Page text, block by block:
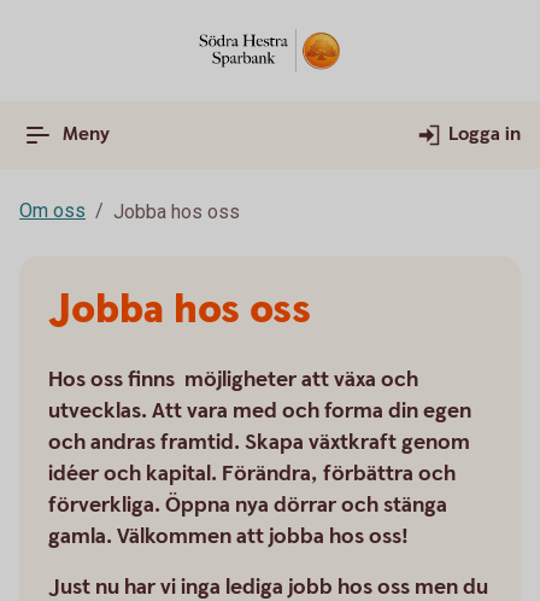
Meny Logga in
Om oss Jobba hos oss
Jobba hos oss
Hos oss finns möjligheter att växa och
utvecklas. Att vara med och forma din egen
och andras framtid. Skapa växtkraft genom
idéer och kapital. Förändra, förbättra och
förverkliga. Öppna nya dörrar och stänga
gamla. Välkommen att jobba hos oss!
Just nu har vi inga lediga jobb hos oss men du